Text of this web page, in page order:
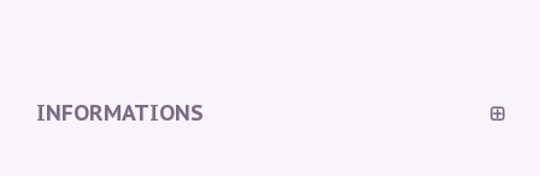
INFORMATIONS